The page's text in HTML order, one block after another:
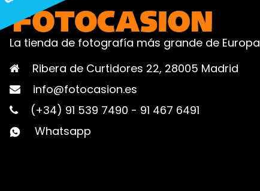
La tienda de fotografía más grande de Europa
Ribera de Curtidores 22, 28005 Madrid
info@fotocasion.es
(+34) 91 539 7490 - 91 467 6491
Whatsapp